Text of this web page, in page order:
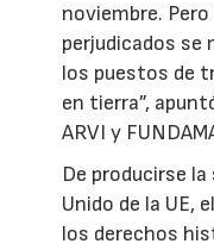
noviembre.
perjudicados se
los puestos de
en tierra”,
ARVI y
De producirse
Unido de la UE,
los derechos